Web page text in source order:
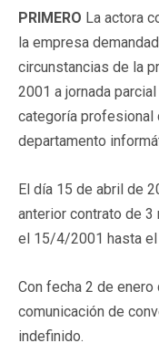
PRIMERO La actora
la empresa
circunstancias de la
2001 a jornada
categoría profesional
departamento
El día 15 de abril de
anterior contrato de
el 15/4/2001 hasta
Con fecha 2 de
comunicación de
indefinido.